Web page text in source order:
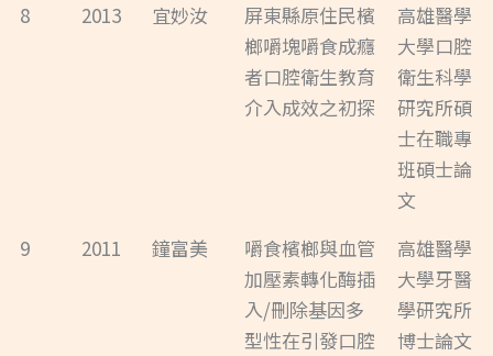
8
2013 宜妙汝
屏東縣原住民檳
榔嚼塊嚼食成癮
者口腔衛生教育
介入成效之初探
高雄醫學
大學口腔
衛生科學
研究所碩
士在職專
班碩士論
文
9
2011 鐘富美
嚼食檳榔與血管
加壓素轉化酶插
入/刪除基因多
型性在引發口腔
高雄醫學
大學牙醫
學研究所
博士論文